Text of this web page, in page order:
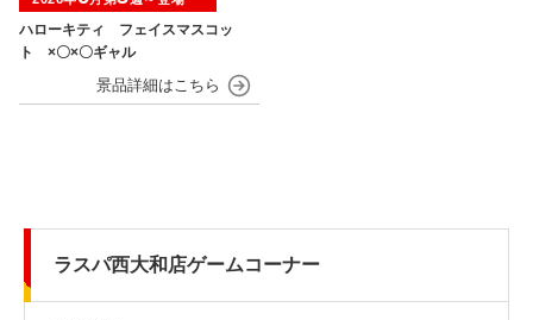
ハローキティ フェイスマスコッ
ト ×〇×〇ギャル
ラスパ西大和店ゲームコーナー